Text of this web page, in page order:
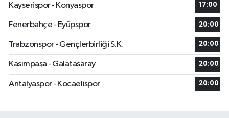
Kayserispor - Konyaspor
17:00
Fenerbahçe - Eyüpspor 20:00
Trabzonspor - Gençlerbirliği S.K. 20:00
Kasımpaşa - Galatasaray 20:00
Antalyaspor - Kocaelispor 20:00